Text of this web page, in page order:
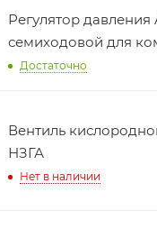
Регулятор давления
семиходовой для
Достаточно
Вентиль
НЗГА
Нет в наличии